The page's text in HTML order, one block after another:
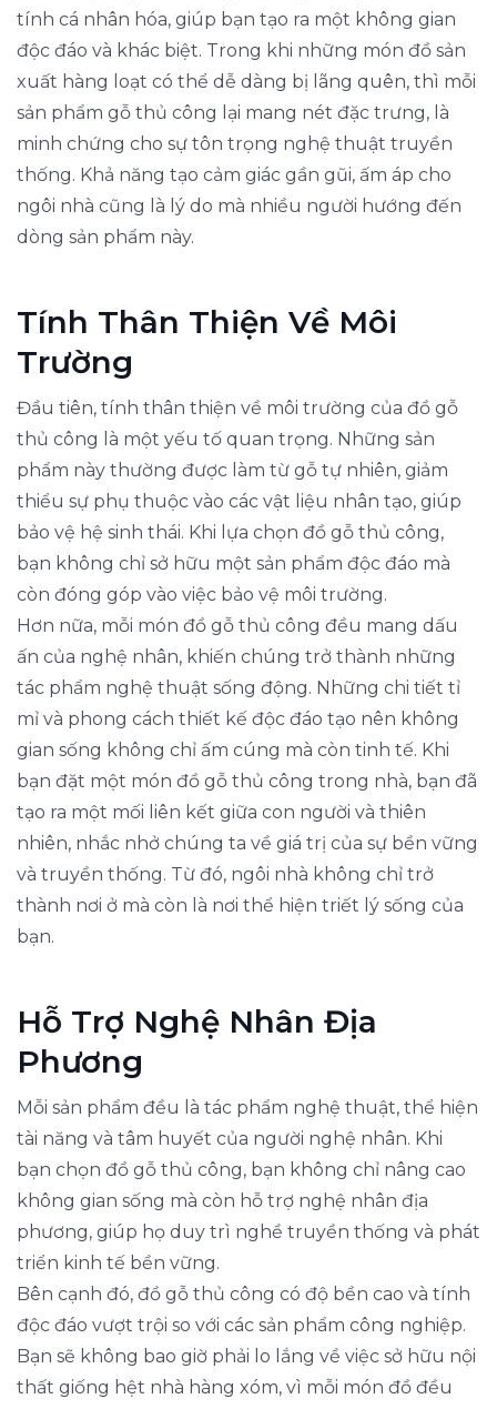
tính cá nhân hóa, giúp bạn tạo ra một không gian
độc đáo và khác biệt. Trong khi những món đồ sản
xuất hàng loạt có thể dễ dàng bị lãng quên, thì mỗi
sản phẩm gỗ thủ công lại mang nét đặc trưng, là
minh chứng cho sự tôn trọng nghệ thuật truyền
thống. Khả năng tạo cảm giác gần gũi, ấm áp cho
ngôi nhà cũng là lý do mà nhiều người hướng đến
dòng sản phẩm này.
Tính Thân Thiện Về Môi
Trường
Đầu tiên, tính thân thiện về môi trường của đồ gỗ
thủ công là một yếu tố quan trọng. Những sản
phẩm này thường được làm từ gỗ tự nhiên, giảm
thiểu sự phụ thuộc vào các vật liệu nhân tạo, giúp
bảo vệ hệ sinh thái. Khi lựa chọn đồ gỗ thủ công,
bạn không chỉ sở hữu một sản phẩm độc đáo mà
còn đóng góp vào việc bảo vệ môi trường.
Hơn nữa, mỗi món đồ gỗ thủ công đều mang dấu
ấn của nghệ nhân, khiến chúng trở thành những
tác phẩm nghệ thuật sống động. Những chi tiết tỉ
mỉ và phong cách thiết kế độc đáo tạo nên không
gian sống không chỉ ấm cúng mà còn tinh tế. Khi
bạn đặt một món đồ gỗ thủ công trong nhà, bạn đã
tạo ra một mối liên kết giữa con người và thiên
nhiên, nhắc nhở chúng ta về giá trị của sự bền vững
và truyền thống. Từ đó, ngôi nhà không chỉ trở
thành nơi ở mà còn là nơi thể hiện triết lý sống của
bạn.
Hỗ Trợ Nghệ Nhân Địa
Phương
Mỗi sản phẩm đều là tác phẩm nghệ thuật, thể hiện
tài năng và tâm huyết của người nghệ nhân. Khi
bạn chọn đồ gỗ thủ công, bạn không chỉ nâng cao
không gian sống mà còn hỗ trợ nghệ nhân địa
phương, giúp họ duy trì nghề truyền thống và phát
triển kinh tế bền vững.
Bên cạnh đó, đồ gỗ thủ công có độ bền cao và tính
độc đáo vượt trội so với các sản phẩm công nghiệp.
Bạn sẽ không bao giờ phải lo lắng về việc sở hữu nội
thất giống hệt nhà hàng xóm, vì mỗi món đồ đều